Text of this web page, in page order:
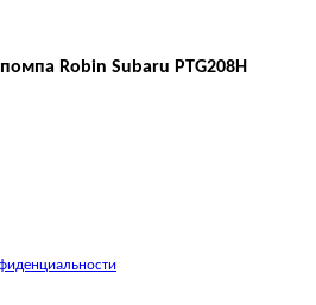
Robin Subaru PTG208H